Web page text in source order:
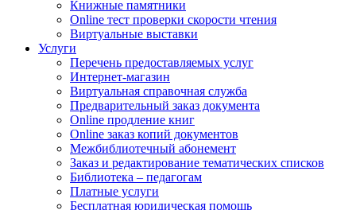
Книжные памятники
Online тест проверки скорости чтения
Виртуальные выставки
Услуги
Перечень предоставляемых услуг
Интернет-магазин
Виртуальная справочная служба
Предварительный заказ документа
Online продление книг
Online заказ копий документов
Межбиблиотечный абонемент
Заказ и редактирование тематических списков
Библиотека – педагогам
Платные услуги
Бесплатная юридическая помощь